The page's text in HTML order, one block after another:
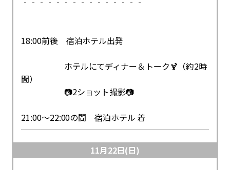
18:00前後 宿泊ホテル出発
ホテルにてディナー＆トーク🍹（約2時
間）
📷2ショット撮影📷
21:00～22:00の間 宿泊ホテル 着
11月22日(日)